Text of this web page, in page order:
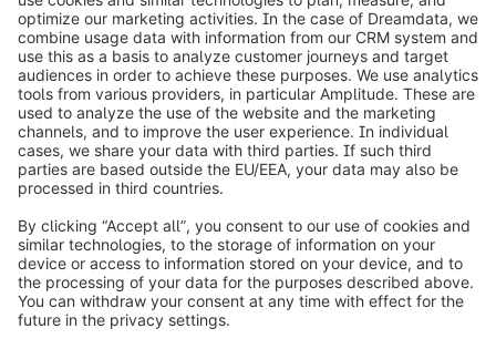
info@shopware.com
Informazioni su Shopware
Prodotti
Soluzioni